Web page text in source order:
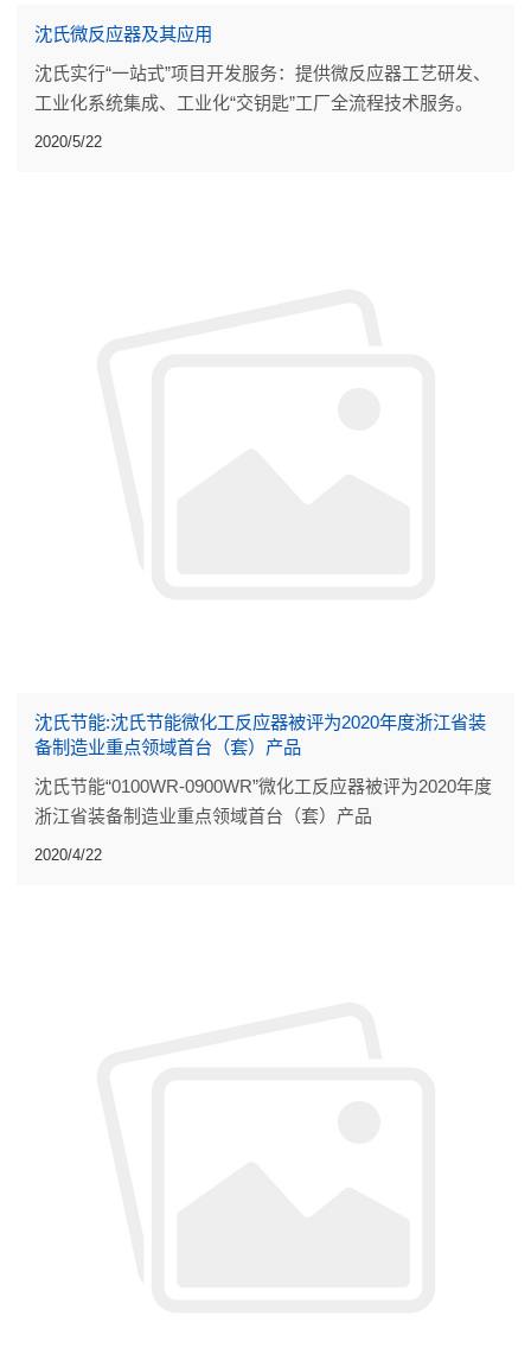
沈氏微反应器及其应用
沈氏实行“一站式”项目开发服务：提供微反应器工艺研发、
工业化系统集成、工业化“交钥匙”工厂全流程技术服务。
2020/5/22
沈氏节能:沈氏节能微化工反应器被评为2020年度浙江省装
备制造业重点领域首台（套）产品
沈氏节能“0100WR-0900WR”微化工反应器被评为2020年度
浙江省装备制造业重点领域首台（套）产品
2020/4/22